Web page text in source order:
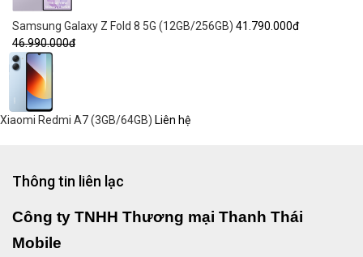
Samsung Galaxy Z Fold 8 5G (12GB/256GB) 41.790.000đ
46.990.000đ
Xiaomi Redmi A7 (3GB/64GB) Liên hệ
Thông tin liên lạc
Công ty TNHH Thương mại Thanh Thái
Mobile